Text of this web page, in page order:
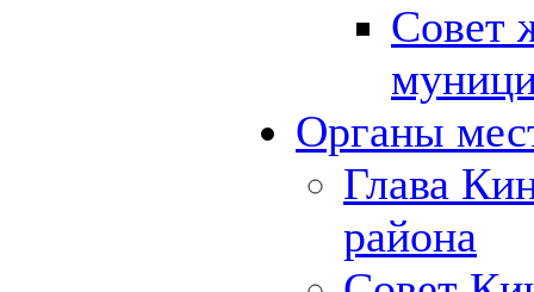
Совет
Органы
Глава
района